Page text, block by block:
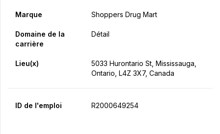
Marque Shoppers Drug Mart
Domaine de la
carrière
Détail
Lieu(x)
5033 Hurontario St, Mississauga,
Ontario, L4Z 3X7, Canada
ID de l'emploi R2000649254